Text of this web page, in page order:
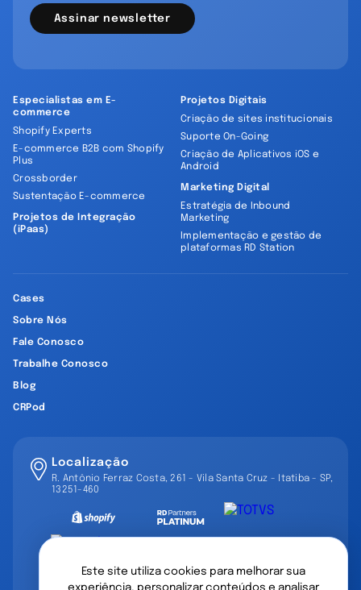
Este site utiliza cookies para melhorar sua
Assinar newsletter
Especialistas em E-
commerce
Shopify Experts
E-commerce B2B com Shopify
Plus
Crossborder
Sustentação E-commerce
Projetos de Integração
(iPaas)
Projetos Digitais
Criação de sites institucionais
Suporte On-Going
Criação de Aplicativos iOS e
Android
Marketing Digital
Estratégia de Inbound
Marketing
Implementação e gestão de
plataformas RD Station
Cases
Sobre Nós
Fale Conosco
Trabalhe Conosco
Blog
CRPod
Localização
R. Antônio Ferraz Costa, 261 - Vila Santa Cruz - Itatiba - SP,
13251-460